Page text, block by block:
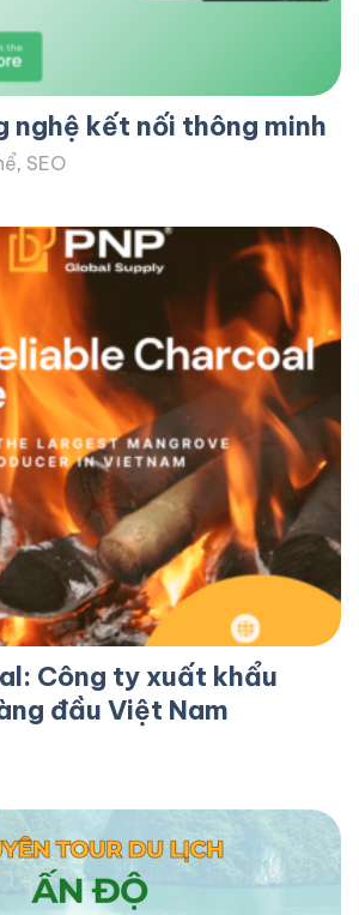
nghệ kết nối thông minh
, SEO
Công ty xuất khẩu
đầu Việt Nam